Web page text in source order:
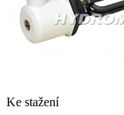
Ke stažení